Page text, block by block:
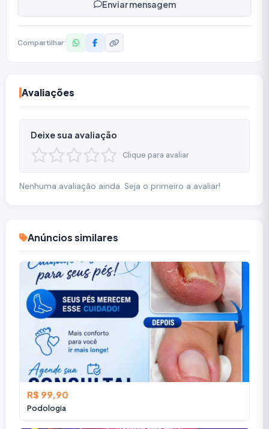
Enviar mensagem
Compartilhar:
Avaliações
Deixe sua avaliação
Clique para avaliar
Nenhuma avaliação ainda. Seja o primeiro a avaliar!
Anúncios similares
R$ 99,90
Podologia